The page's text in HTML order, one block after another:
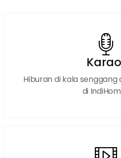
Hiburan di kala
di